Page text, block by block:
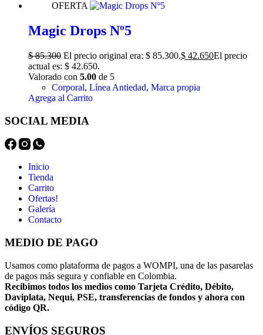
OFERTA
Magic Drops Nº5
$85.300 El precio original era: $ 85.300.$ 42.650El precio
actual es: $ 42.650.
Valorado con 5.00 de 5
Corporal, Línea Antiedad, Marca propia
Agrega al Carrito
SOCIAL MEDIA
Inicio
Tienda
Carrito
Ofertas!
Galería
Contacto
MEDIO DE PAGO
Usamos como plataforma de pagos a WOMPI, una de las pasarelas
de pagos más segura y confiable en Colombia.
Recibimos todos los medios como Tarjeta Crédito, Débito,
Daviplata, Nequi, PSE, transferencias de fondos y ahora con
código QR.
ENVÍOS SEGUROS